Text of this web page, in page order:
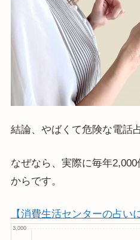
結論、やばくて危険な電話
なぜなら、実際に毎年
からです。
【消費生活センターの占い